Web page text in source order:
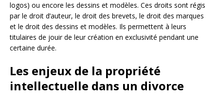
logos) ou encore les dessins et modèles. Ces droits sont régis
par le droit d’auteur, le droit des brevets, le droit des marques
et le droit des dessins et modèles. Ils permettent à leurs
titulaires de jouir de leur création en exclusivité pendant une
certaine durée.
Les enjeux de la propriété
intellectuelle dans un divorce